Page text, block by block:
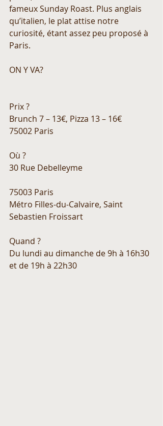
fameux Sunday Roast. Plus anglais
qu’italien, le plat attise notre
curiosité, étant assez peu proposé à
Paris.
ON Y VA?
Prix ?
Brunch 7 – 13€, Pizza 13 – 16€
75002 Paris
Où ?
30 Rue Debelleyme
75003 Paris
Métro Filles-du-Calvaire, Saint
Sebastien Froissart
Quand ?
Du lundi au dimanche de 9h à 16h30
et de 19h à 22h30